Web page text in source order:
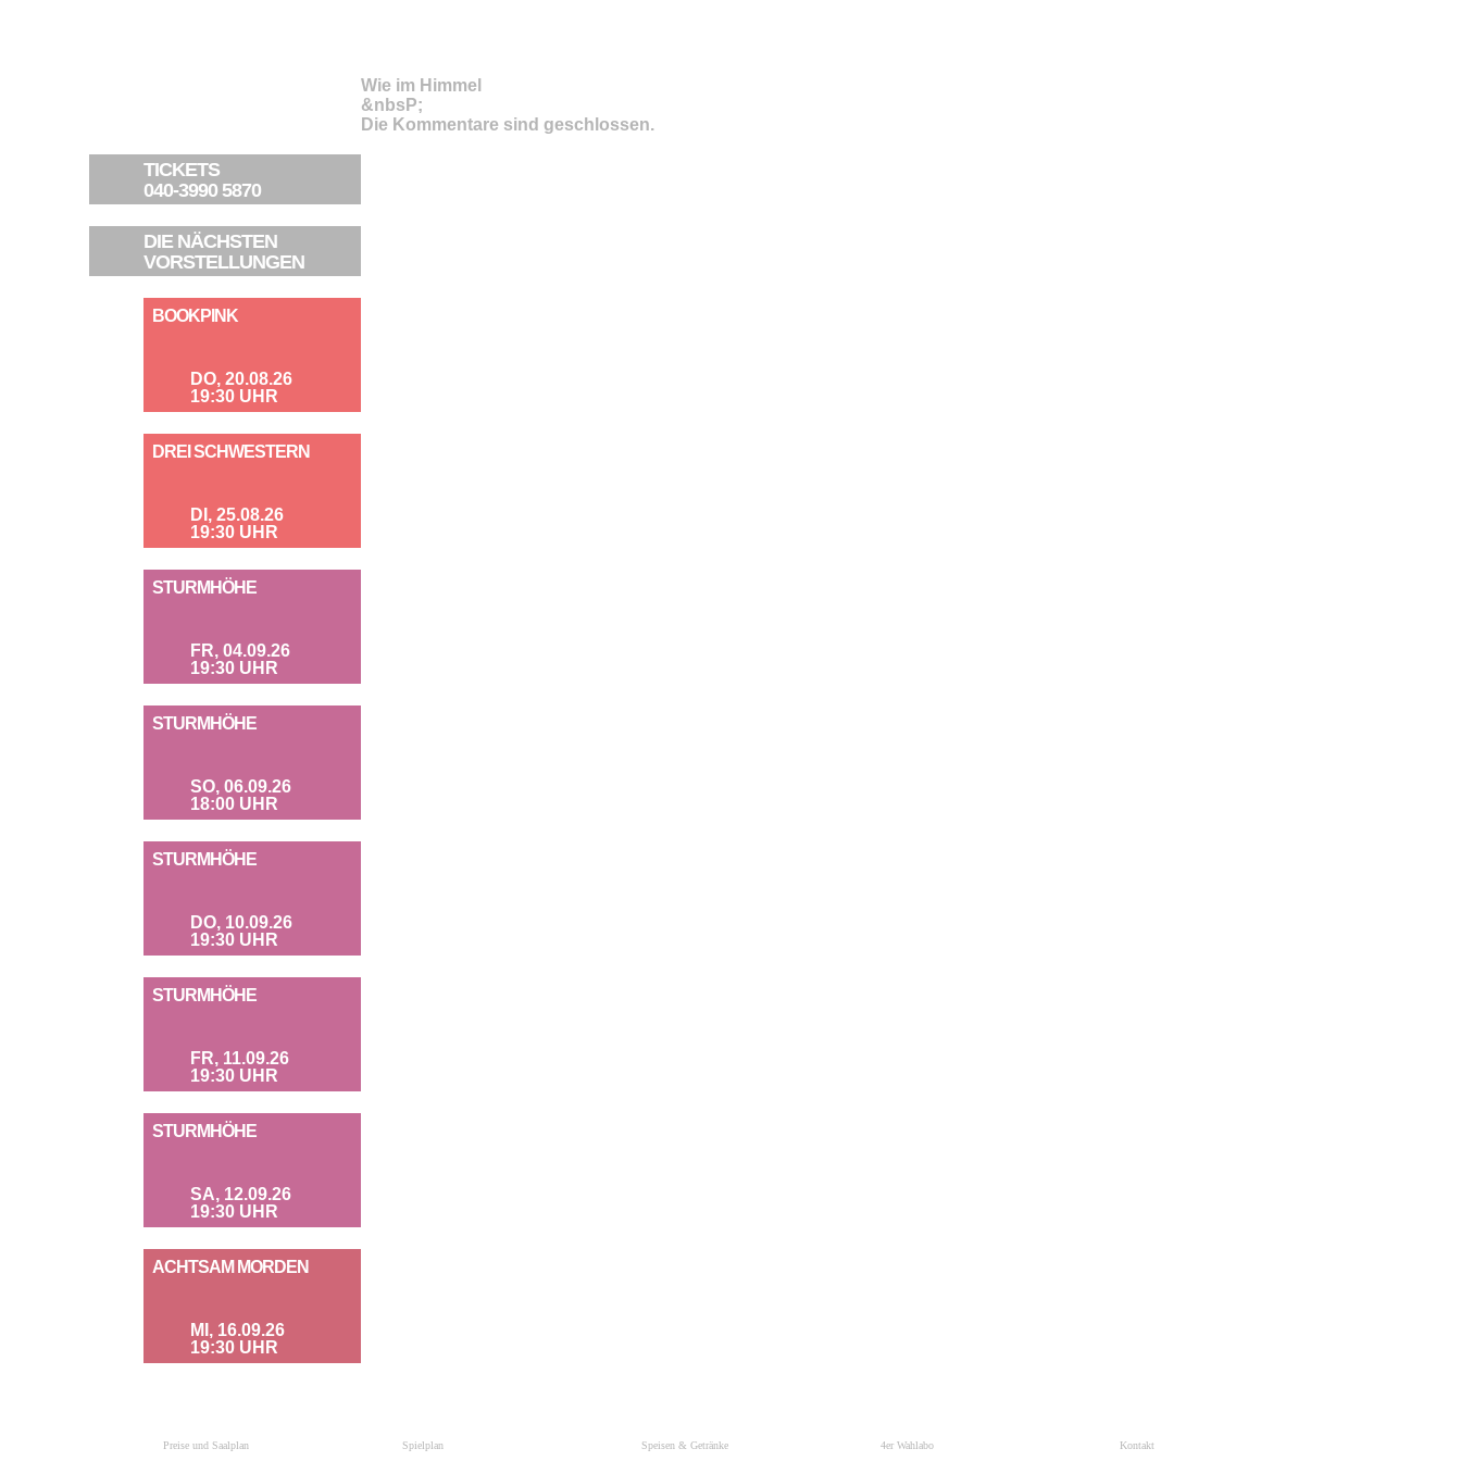
TICKETS
040-3990 5870
DIE NÄCHSTEN
VORSTELLUNGEN
BOOKPINK
DO, 20.08.26
19:30 UHR
DREI SCHWESTERN
DI, 25.08.26
19:30 UHR
STURMHÖHE
FR, 04.09.26
19:30 UHR
STURMHÖHE
SO, 06.09.26
18:00 UHR
STURMHÖHE
DO, 10.09.26
19:30 UHR
STURMHÖHE
FR, 11.09.26
19:30 UHR
STURMHÖHE
SA, 12.09.26
19:30 UHR
ACHTSAM MORDEN
MI, 16.09.26
19:30 UHR
Wie im Himmel
&nbsP;
Die Kommentare sind geschlossen.
Preise und Saalplan Spielplan Speisen & Getränke 4er Wahlabo Kontakt